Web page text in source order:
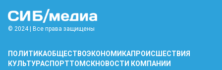
© 2024 | Все права защищены
ПОЛИТИКАОБЩЕСТВОЭКОНОМИКАПРОИСШЕСТВИЯ
КУЛЬТУРАСПОРТТОМСКНОВОСТИ КОМПАНИИ